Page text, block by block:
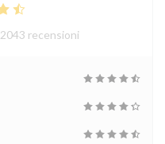
2043 recensioni